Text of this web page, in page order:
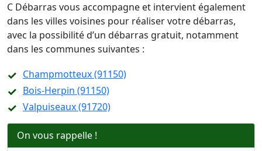
C Débarras vous accompagne et intervient également
dans les villes voisines pour réaliser votre débarras,
avec la possibilité d’un débarras gratuit, notamment
dans les communes suivantes :
Champmotteux (91150)
Bois-Herpin (91150)
Valpuiseaux (91720)
On vous rappelle !